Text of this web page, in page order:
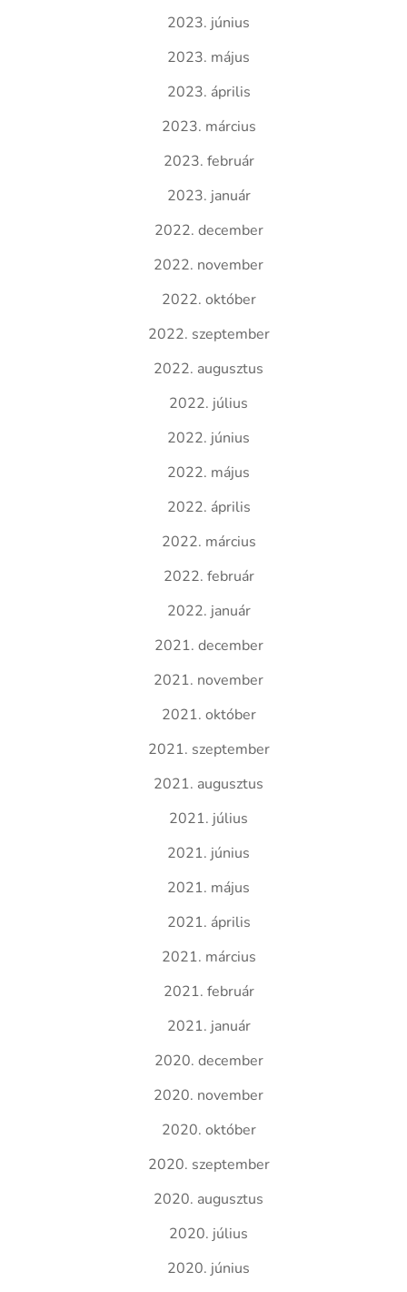
2023. június
2023. május
2023. április
2023. március
2023. február
2023. január
2022. december
2022. november
2022. október
2022. szeptember
2022. augusztus
2022. július
2022. június
2022. május
2022. április
2022. március
2022. február
2022. január
2021. december
2021. november
2021. október
2021. szeptember
2021. augusztus
2021. július
2021. június
2021. május
2021. április
2021. március
2021. február
2021. január
2020. december
2020. november
2020. október
2020. szeptember
2020. augusztus
2020. július
2020. június